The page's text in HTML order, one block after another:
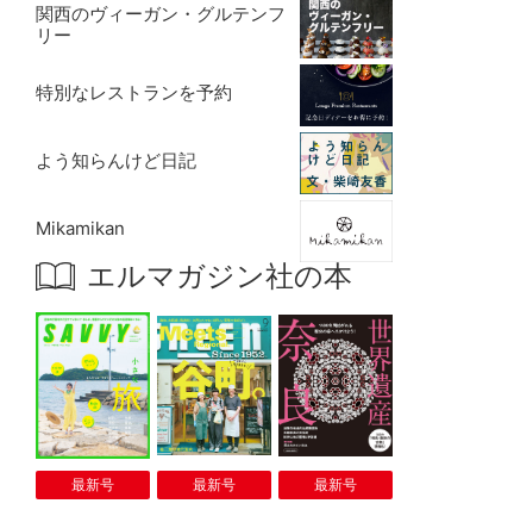
関西のヴィーガン・グルテンフ
リー
特別なレストランを予約
よう知らんけど日記
Mikamikan
エルマガジン社の本
最新号 最新号 最新号